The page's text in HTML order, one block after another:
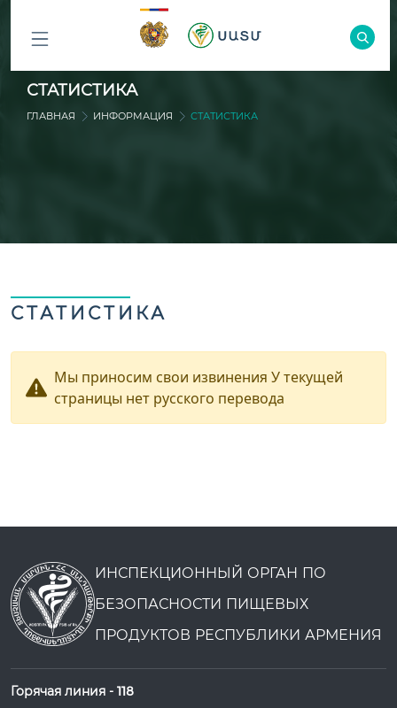
ԲՈԼՈՐ
ԲԱԺԻՆՆԵՐԸ
СТАТИСТИКА
ГЛАВНАЯ ИНФОРМАЦИЯ СТАТИСТИКА
СТАТИСТИКА
Мы приносим свои извинения У текущей
страницы нет русского перевода
ИНСПЕКЦИОННЫЙ ОРГАН ПО
БЕЗОПАСНОСТИ ПИЩЕВЫХ
ПРОДУКТОВ РЕСПУБЛИКИ АРМЕНИЯ
Горячая линия - 118